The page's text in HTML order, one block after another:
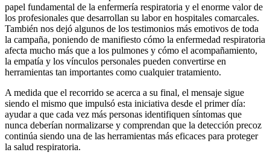
papel fundamental de la enfermería respiratoria y el enorme valor de
los profesionales que desarrollan su labor en hospitales comarcales.
También nos dejó algunos de los testimonios más emotivos de toda
la campaña, poniendo de manifiesto cómo la enfermedad respiratoria
afecta mucho más que a los pulmones y cómo el acompañamiento,
la empatía y los vínculos personales pueden convertirse en
herramientas tan importantes como cualquier tratamiento.
A medida que el recorrido se acerca a su final, el mensaje sigue
siendo el mismo que impulsó esta iniciativa desde el primer día:
ayudar a que cada vez más personas identifiquen síntomas que
nunca deberían normalizarse y comprendan que la detección precoz
continúa siendo una de las herramientas más eficaces para proteger
la salud respiratoria.